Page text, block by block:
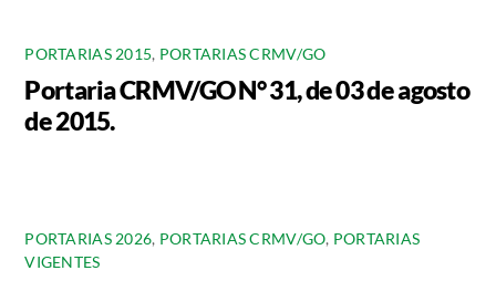
PORTARIAS 2015, PORTARIAS CRMV/GO
Portaria CRMV/GO N° 31, de 03 de agosto
de 2015.
PORTARIAS 2026, PORTARIAS CRMV/GO, PORTARIAS
VIGENTES